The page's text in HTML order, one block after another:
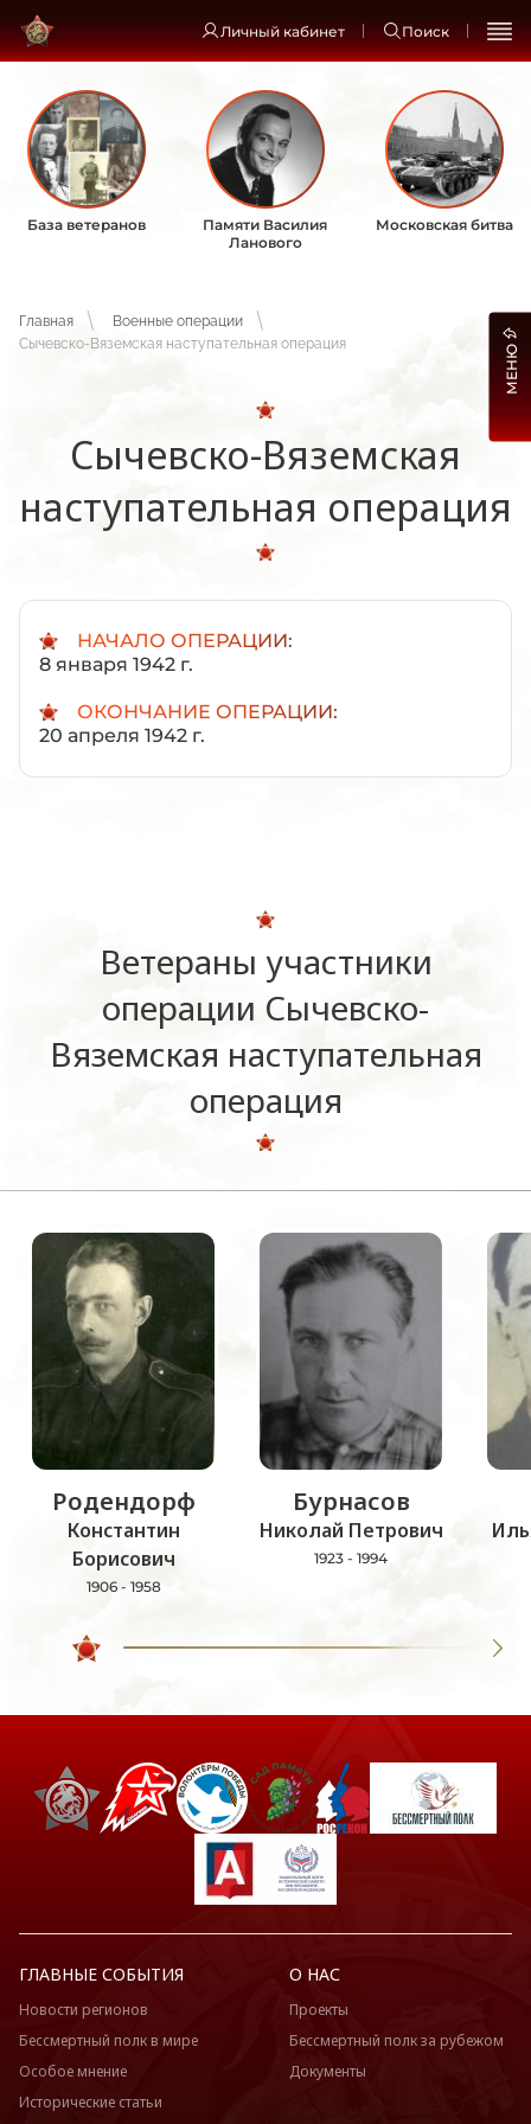
Личный кабинет Поиск
База ветеранов
Памяти Василия
Ланового
Московская битва
Главная
Военные операции
Сычевско-Вяземская наступательная операция
Сычевско-Вяземская
наступательная операция
НАЧАЛО ОПЕРАЦИИ:
8 января 1942 г.
ОКОНЧАНИЕ ОПЕРАЦИИ:
20 апреля 1942 г.
Ветераны участники
операции Сычевско-
Вяземская наступательная
операция
Родендорф
Константин
Борисович
1906 - 1958
Бурнасов
Николай Петрович
1923 - 1994
МЕНЮ
ГЛАВНЫЕ СОБЫТИЯ
Новости регионов
Бессмертный полк в мире
Особое мнение
Исторические статьи
О НАС
Проекты
Бессмертный полк за рубежом
Документы